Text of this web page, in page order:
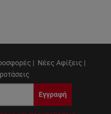
| Νέες Αφίξεις |
Εγγραφή